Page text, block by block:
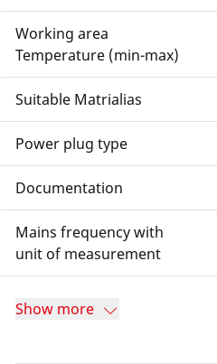
Working area
Temperature (min-max)
Suitable Matrialias
Power plug type
Documentation
Mains frequency with
unit of measurement
Show more